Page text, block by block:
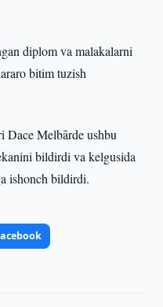
diplom va malakalarni
bitim tuzish
Dace Melbārde ushbu
bildirdi va kelgusida
ishonch bildirdi.